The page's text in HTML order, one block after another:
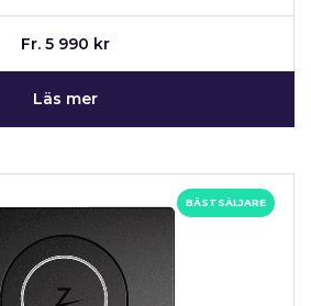
Fr. 5 990 kr
Läs mer
BÄSTSÄLJARE